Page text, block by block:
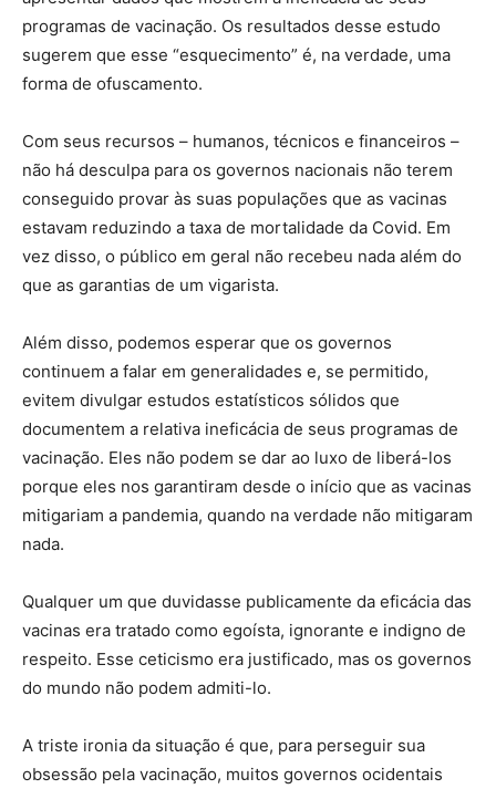
programas de vacinação. Os resultados desse estudo
sugerem que esse “esquecimento” é, na verdade, uma
forma de ofuscamento.
Com seus recursos – humanos, técnicos e financeiros –
não há desculpa para os governos nacionais não terem
conseguido provar às suas populações que as vacinas
estavam reduzindo a taxa de mortalidade da Covid. Em
vez disso, o público em geral não recebeu nada além do
que as garantias de um vigarista.
Além disso, podemos esperar que os governos
continuem a falar em generalidades e, se permitido,
evitem divulgar estudos estatísticos sólidos que
documentem a relativa ineficácia de seus programas de
vacinação. Eles não podem se dar ao luxo de liberá-los
porque eles nos garantiram desde o início que as vacinas
mitigariam a pandemia, quando na verdade não mitigaram
nada.
Qualquer um que duvidasse publicamente da eficácia das
vacinas era tratado como egoísta, ignorante e indigno de
respeito. Esse ceticismo era justificado, mas os governos
do mundo não podem admiti-lo.
A triste ironia da situação é que, para perseguir sua
obsessão pela vacinação, muitos governos ocidentais